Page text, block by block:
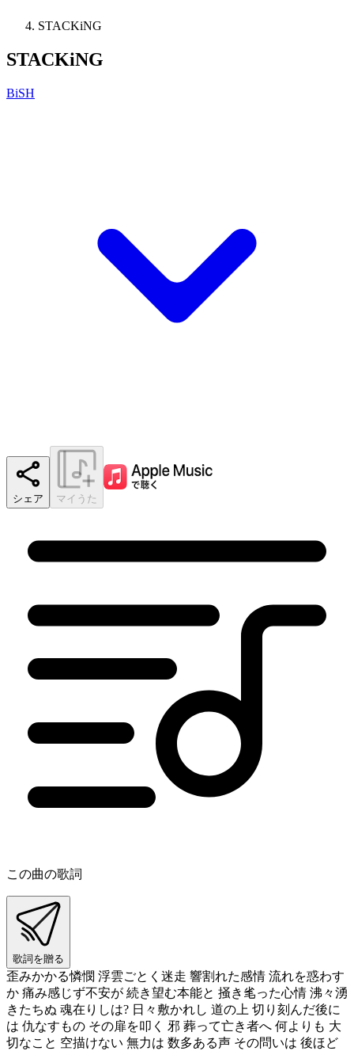
STACKiNG
STACKiNG
BiSH
シェア マイうた
この曲の歌詞
歌詞を贈る
歪みかかる憐憫 浮雲ごとく迷走 響割れた感情 流れを惑わす
か 痛み感じず不安が 続き望む本能と 掻き毟った心情 沸々湧
きたちぬ 魂在りしは? 日々敷かれし 道の上 切り刻んだ後に
は 仇なすもの その扉を叩く 邪 葬って亡き者へ 何よりも 大
切なこと 空描けない 無力は 数多ある声 その問いは 後ほど